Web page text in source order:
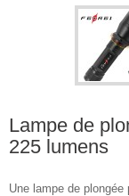
Lampe de
225 lumens
Une lampe de